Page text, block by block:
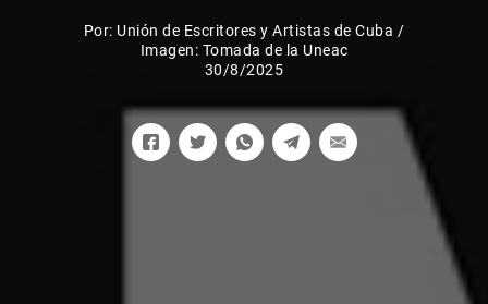
Por: Unión de Escritores y Artistas de Cuba /
Imagen: Tomada de la Uneac
30/8/2025